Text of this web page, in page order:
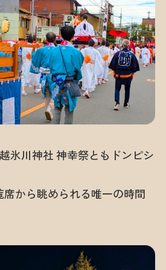
氷川神社 神幸祭ともドンピシ
から眺められる唯一の時間